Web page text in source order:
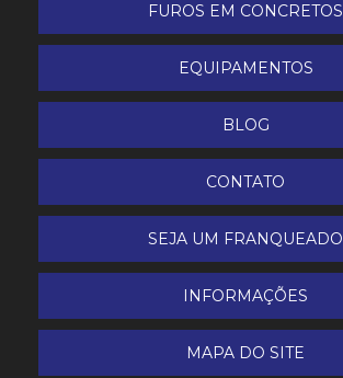
FUROS EM CONCRETOS
EQUIPAMENTOS
BLOG
CONTATO
SEJA UM FRANQUEADO
INFORMAÇÕES
MAPA DO SITE